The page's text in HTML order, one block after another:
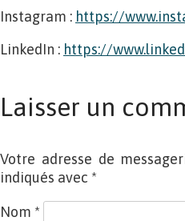
Instagram : https://
LinkedIn : https://
Laisser un
Votre adresse de
indiqués avec *
Nom *